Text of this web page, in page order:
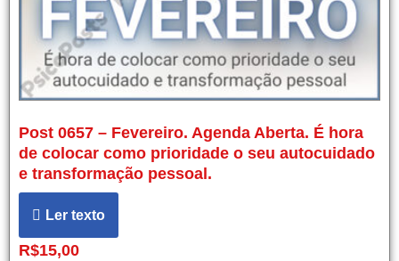
Post 0657 – Fevereiro. Agenda Aberta. É hora
de colocar como prioridade o seu autocuidado
e transformação pessoal.
Ler texto
R$15,00